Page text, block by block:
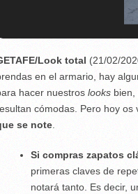
Look total (21/02/
en el armario, hay
hacer nuestros looks
cómodas. Pero hoy os
se note
Si compras zapatos
primeras claves de
notará tanto. Es decir,